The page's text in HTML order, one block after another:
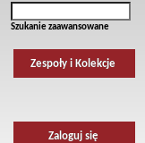
Szukanie zaawansowane
Zespoły i Kolekcje
Zaloguj się